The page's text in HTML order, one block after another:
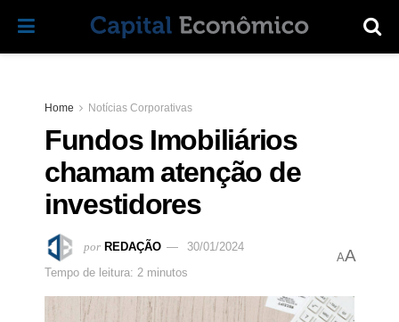
Home Notícias Corporativas
Fundos Imobiliários
chamam atenção de
investidores
por REDAÇÃO
30/01/2024
Tempo de leitura: 2 minutos
AA